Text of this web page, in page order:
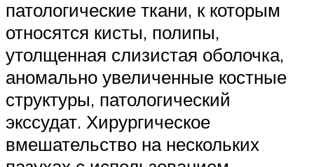
патологические ткани, к которым
относятся кисты, полипы,
утолщенная слизистая оболочка,
аномально увеличенные костные
структуры, патологический
экссудат. Хирургическое
вмешательство на нескольких